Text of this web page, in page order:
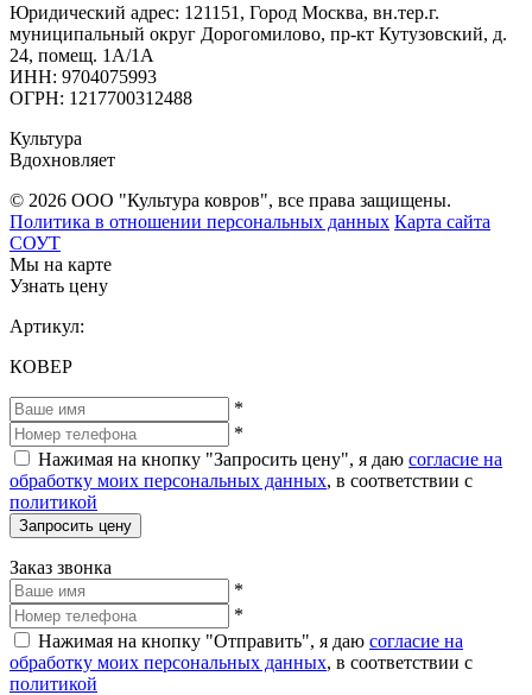
Юридический адрес: 121151, Город Москва, вн.тер.г.
муниципальный округ Дорогомилово, пр-кт Кутузовский, д.
24, помещ. 1А/1А
ИНН: 9704075993
ОГРН: 1217700312488
Культура
Вдохновляет
© 2026 ООО "Культура ковров", все права защищены.
Политика в отношении персональных данных Карта сайта
СОУТ
Мы на карте
Узнать цену
Артикул:
КОВЕР
*
*
Нажимая на кнопку "Запросить цену", я даю согласие на
обработку моих персональных данных, в соответствии с
политикой
Запросить цену
Заказ звонка
*
*
Нажимая на кнопку "Отправить", я даю согласие на
обработку моих персональных данных, в соответствии с
политикой